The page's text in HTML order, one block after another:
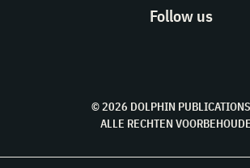
Follow us
© 2026 DOLPHIN
ALLE RECHTEN